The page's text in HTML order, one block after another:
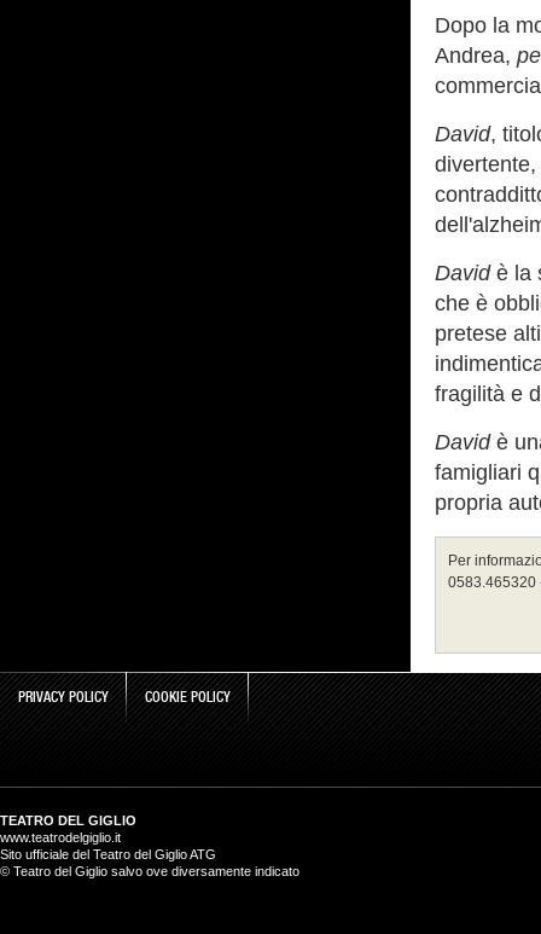
Dopo la
Andrea,
David,
David è la
che è
pretese
fragilità e
David è
famigliari
propria
Per
0583.465320
PRIVACY POLICY COOKIE POLICY
TEATRO DEL GIGLIO
www.teatrodelgiglio.it
Sito ufficiale del Teatro del Giglio ATG
© Teatro del Giglio salvo ove diversamente indicato